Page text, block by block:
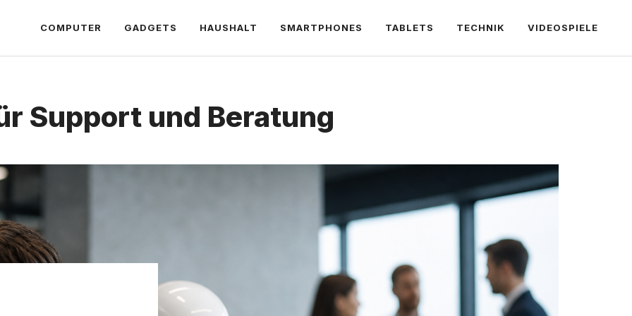
COMPUTER GADGETS HAUSHALT SMARTPHONES TABLETS TECHNIK VIDEOSPIELE
Support und Beratung